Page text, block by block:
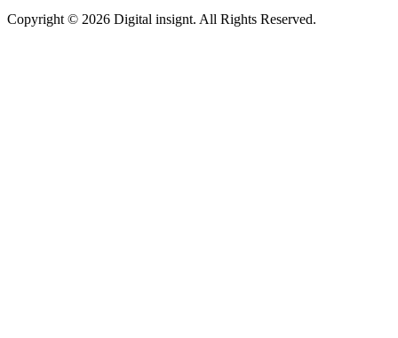
Copyright © 2026 Digital insignt. All Rights Reserved.